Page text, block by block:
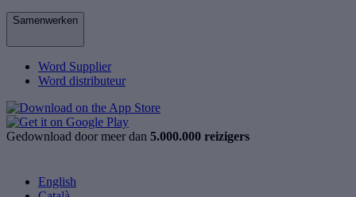
Samenwerken
Word Supplier
Word distributeur
Gedownload door meer dan 5.000.000 reizigers
English